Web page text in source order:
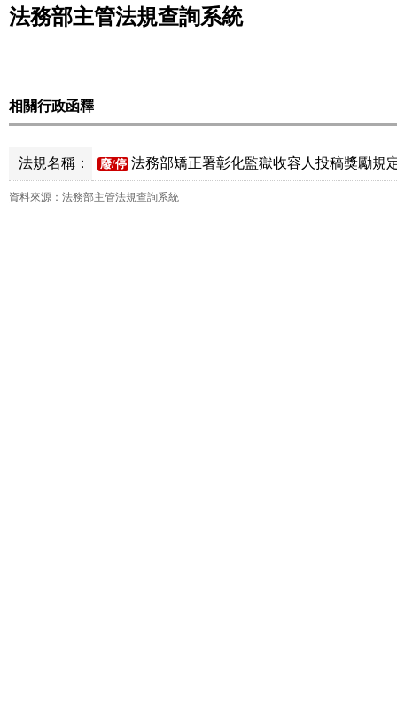
法務部主管法規查詢系統
相關行政函釋
法規名稱： 廢/停 法務部矯正署彰化監獄收容人投稿獎勵規
資料來源：法務部主管法規查詢系統